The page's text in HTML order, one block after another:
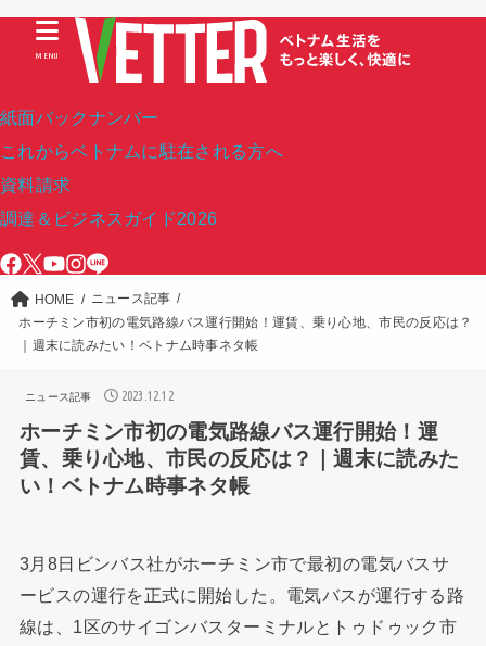
紙面バックナンバー
これからベトナムに駐在される方へ
資料請求
調達＆ビジネスガイド2026
MENU
HOME
ニュース記事
ホーチミン市初の電気路線バス運行開始！運賃、乗り心地、市民の反応は？
｜週末に読みたい！ベトナム時事ネタ帳
ニュース記事 2023.12.12
ホーチミン市初の電気路線バス運行開始！運
賃、乗り心地、市民の反応は？｜週末に読みた
い！ベトナム時事ネタ帳
3月8日ビンバス社がホーチミン市で最初の電気バスサ
ービスの運行を正式に開始した。電気バスが運行する路
線は、1区のサイゴンバスターミナルとトゥドゥック市